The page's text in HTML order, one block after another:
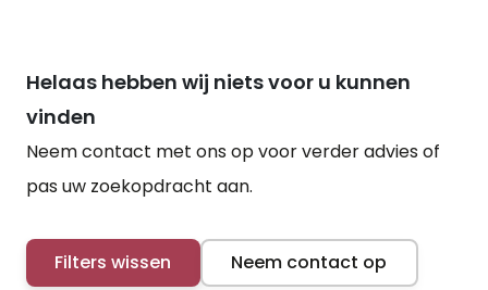
Helaas hebben wij niets voor u kunnen
vinden
Neem contact met ons op voor verder advies of
pas uw zoekopdracht aan.
Filters wissen Neem contact op